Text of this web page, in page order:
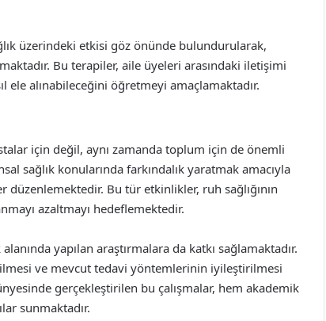
üzerindeki etkisi göz önünde bulundurularak,
Bu terapiler, aile üyeleri arasındaki iletişimi
alınabileceğini öğretmeyi amaçlamaktadır.
için değil, aynı zamanda toplum için de önemli
sağlık konularında farkındalık yaratmak amacıyla
Bu tür etkinlikler, ruh sağlığının
azaltmayı hedeflemektedir.
yapılan araştırmalara da katkı sağlamaktadır.
ve mevcut tedavi yöntemlerinin iyileştirilmesi
gerçekleştirilen bu çalışmalar, hem akademik
sunmaktadır.